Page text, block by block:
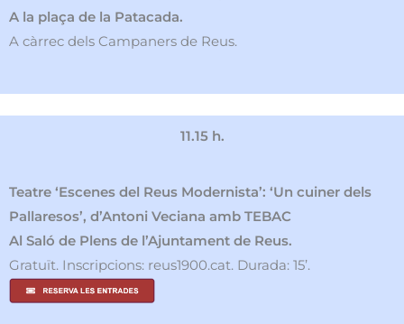
A la plaça de la Patacada.
A càrrec dels Campaners de Reus.
11.15 h.
Teatre ‘Escenes del Reus Modernista’: ‘Un cuiner dels
Pallaresos’, d’Antoni Veciana amb TEBAC
Al Saló de Plens de l’Ajuntament de Reus.
Gratuït. Inscripcions: reus1900.cat. Durada: 15’.